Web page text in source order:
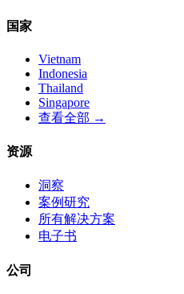
国家
Vietnam
Indonesia
Thailand
Singapore
查看全部 →
资源
洞察
案例研究
所有解决方案
电子书
公司